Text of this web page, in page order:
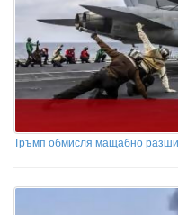
Тръмп обмисля мащабно